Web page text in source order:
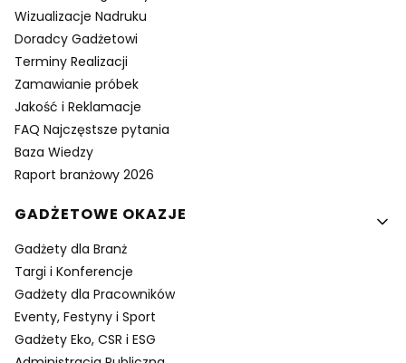
Wizualizacje Nadruku
Doradcy Gadżetowi
Terminy Realizacji
Zamawianie próbek
Jakość i Reklamacje
FAQ Najczęstsze pytania
Baza Wiedzy
Raport branżowy 2026
GADŻETOWE OKAZJE
Gadżety dla Branż
Targi i Konferencje
Gadżety dla Pracowników
Eventy, Festyny i Sport
Gadżety Eko, CSR i ESG